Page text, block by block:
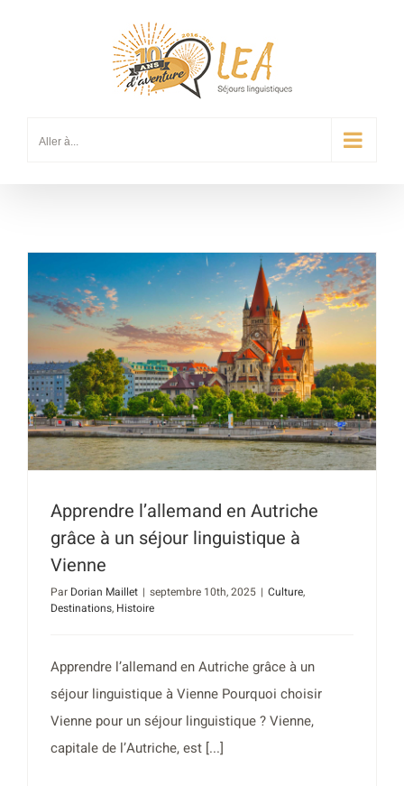
Aller à...
Apprendre l’allemand en Autriche
grâce à un séjour linguistique à
Vienne
Par Dorian Maillet | septembre 10th, 2025 | Culture,
Destinations, Histoire
Apprendre l’allemand en Autriche grâce à un
séjour linguistique à Vienne Pourquoi choisir
Vienne pour un séjour linguistique ? Vienne,
capitale de l’Autriche, est [...]